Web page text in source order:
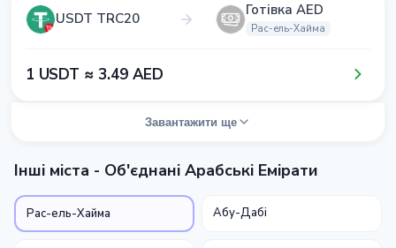
USDT TRC20 Готівка AED
Рас-ель-Хайма
1​ USDT ≈ 3​.4​9​ AED
Завантажити ще
Інші міста - Об'єднані Арабські Емірати
Рас-ель-Хайма Абу-Дабі